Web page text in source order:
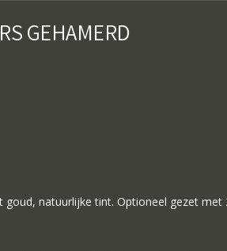
GEHAMERD
goud, natuurlijke tint. Optioneel gezet